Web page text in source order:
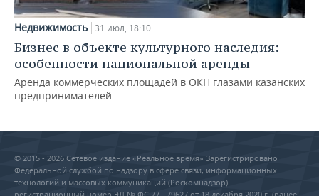
Недвижимость 31 июл, 18:10
Бизнес в объекте культурного наследия:
особенности национальной аренды
Аренда коммерческих площадей в ОКН глазами казанских
предпринимателей
© 2015 - 2026 Сетевое издание «Реальное время» Зарегистрировано
Федеральной службой по надзору в сфере связи, информационных
технологий и массовых коммуникаций (Роскомнадзор) –